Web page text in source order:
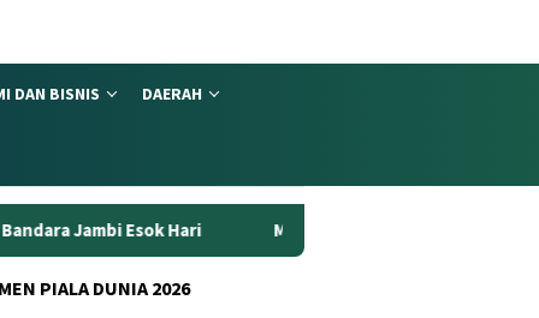
DAN BISNIS DAERAH
Mulai Pukul 06.00, Ini Daftar Lengkap Penerbangan
PIALA DUNIA 2026